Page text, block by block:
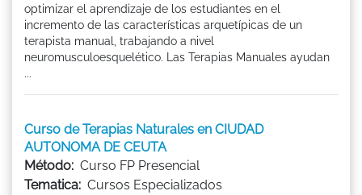
optimizar el aprendizaje de los estudiantes en el
incremento de las características arquetípicas de un
terapista manual, trabajando a nivel
neuromusculoesquelético. Las Terapias Manuales ayudan
...
Curso de Terapias Naturales en CIUDAD
AUTONOMA DE CEUTA
Método: Curso FP Presencial
Tematica: Cursos Especializados